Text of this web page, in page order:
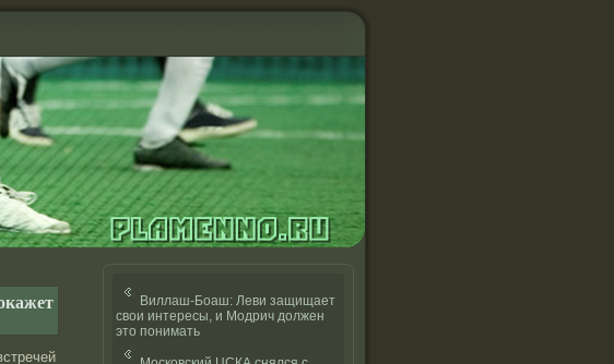
Виллаш-Боаш: Леви защищает
свои интересы, и Модрич должен
это понимать